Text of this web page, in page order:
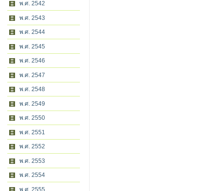
พ.ศ. 2542
พ.ศ. 2543
พ.ศ. 2544
พ.ศ. 2545
พ.ศ. 2546
พ.ศ. 2547
พ.ศ. 2548
พ.ศ. 2549
พ.ศ. 2550
พ.ศ. 2551
พ.ศ. 2552
พ.ศ. 2553
พ.ศ. 2554
พ.ศ. 2555